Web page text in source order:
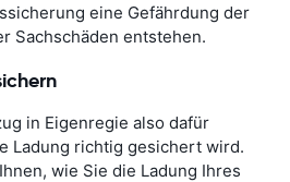
eine Gefährdung der
Sachschäden entstehen.
in Eigenregie also dafür
Ladung richtig gesichert wird.
wie Sie die Ladung Ihres